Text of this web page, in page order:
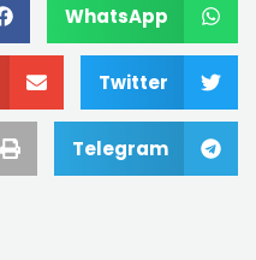
WhatsApp
Twitter
Telegram